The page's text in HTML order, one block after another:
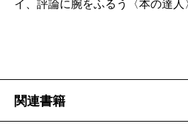
や作品こそ違え）、似た経験を
記憶もひもとかれる。それだけ
イ、評論に腕をふるう〈本の達人
関連書籍